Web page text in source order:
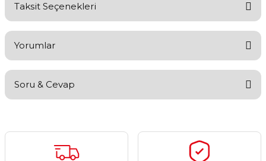
Taksit Seçenekleri
Yorumlar
Yorum Yaz
Soru & Cevap
Ürün hakkında henüz soru sorulmamış.